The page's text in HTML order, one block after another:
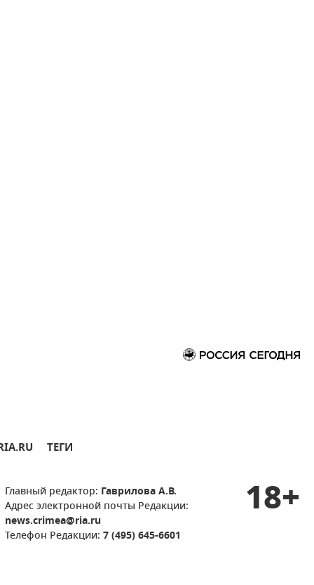
ТЕГИ
Главный редактор: Гаврилова А.В.
Адрес электронной почты Редакции:
news.crimea@ria.ru
Телефон Редакции: 7 (495) 645-6601
18+